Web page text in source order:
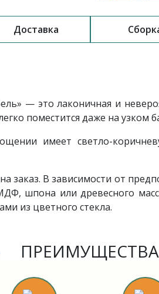
Доставка
— это лаконичная и
поместится даже на узком
имеет светло-
В зависимости от
шпона или древесного
из цветного стекла.
ПРЕИМУЩЕСТВА